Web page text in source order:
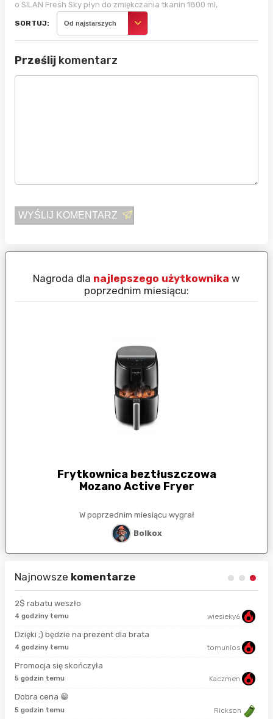
o SILAN Fresh Sky płyn do zmiękczania tkanin 1800 ml,
SORTUJ: Od najstarszych
Prześlij komentarz
WYŚLIJ KOMENTARZ
Nagroda dla najlepszego użytkownika w
poprzednim miesiącu:
Frytkownica beztłuszczowa
Mozano Active Fryer
W poprzednim miesiącu wygrał
Bolkox
Najnowsze komentarze
2$ rabatu weszło
4 godziny temu wiesieky6
Dzięki ;) będzie na prezent dla brata
4 godziny temu tomunios
Promocja się skończyła
5 godzin temu Kaczmen
Dobra cena 😁
5 godzin temu Rickson